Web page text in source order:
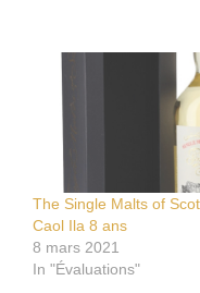
The Single Malts of
Caol Ila 8 ans
8 mars 2021
In "Évaluations"